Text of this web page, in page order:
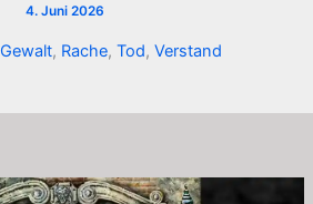
4. Juni 2026
Gewalt, Rache, Tod, Verstand